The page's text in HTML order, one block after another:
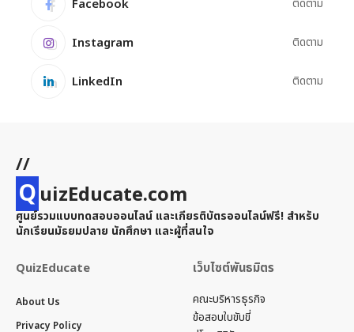
Facebook ติดตาม
Instagram ติดตาม
LinkedIn ติดตาม
//
QuizEducate.com
ศูนย์รวมแบบทดสอบออนไลน์ และเกียรติบัตรออนไลน์ฟรี! สำหรับ
นักเรียนมัธยมปลาย นักศึกษา และผู้ที่สนใจ
QuizEducate
About Us
Privacy Policy
เว็บไซต์พันธมิตร
คณะบริหารธุรกิจ
ข้อสอบใบขับขี่